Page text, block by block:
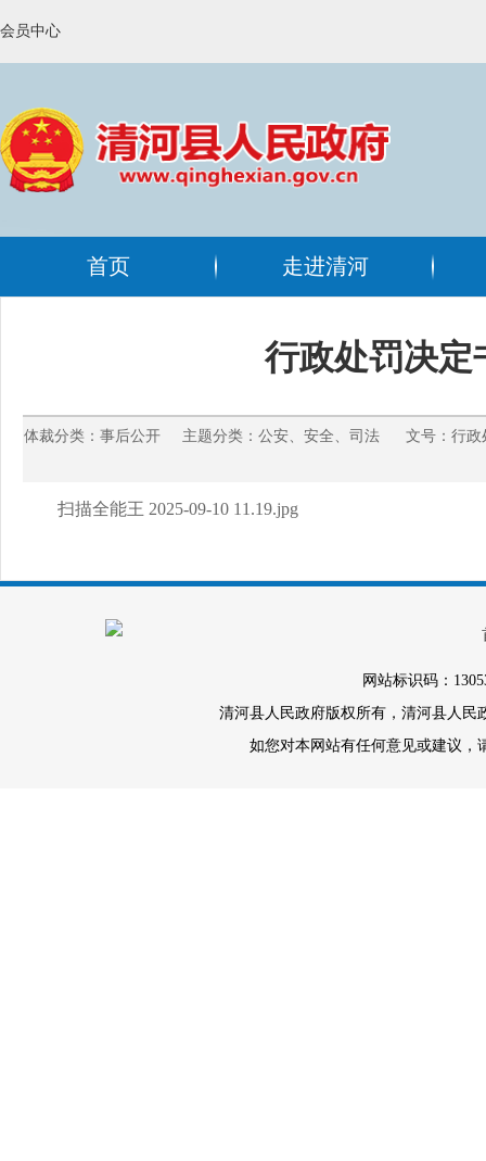
会员中心
首页 走进清河
行政处罚决定
体裁分类：事后公开 主题分类：公安、安全、司法 文号：行
扫描全能王 2025-09-10 11.19.jpg
网站标识码：
清河县人民政府版权所有，清河县人
如您对本网站有任何意见或建议，